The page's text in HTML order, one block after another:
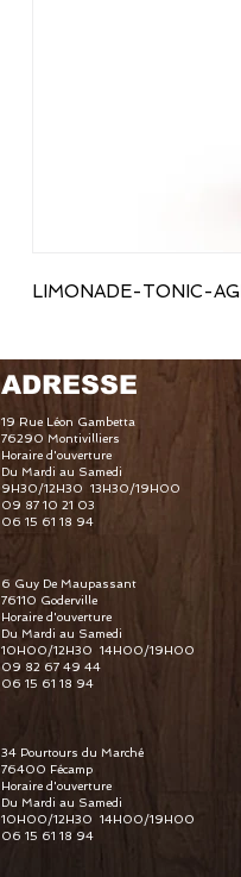
LIMONADE-TONIC-
ADRESSE
19 Rue Léon Gambetta
76290 Montivilliers
Horaire d'ouverture
Du Mardi au Samedi
9H30/12H30 13H30/19H00
09 87 10 21 03
06 15 61 18 94
6 Guy De Maupassant
76110 Goderville
Horaire d'ouverture
Du Mardi au Samedi
10H00/12H30 14H00/19H00
09 82 67 49 44
06 15 61 18 94
34 Pourtours du Marché
76400 Fécamp
Horaire d'ouverture
Du Mardi au Samedi
10H00/12H30 14H00/19H00
06 15 61 18 94